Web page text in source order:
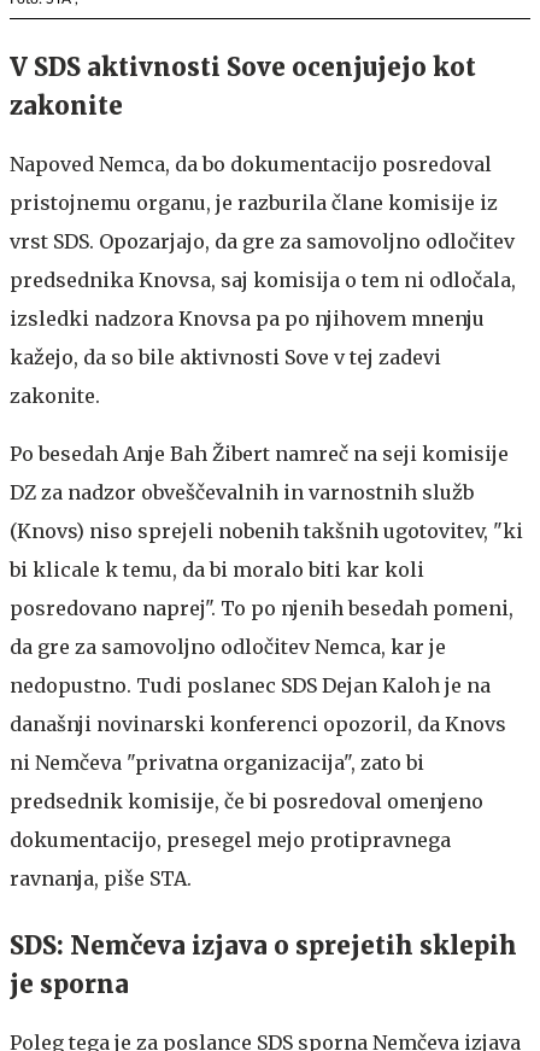
V SDS aktivnosti Sove ocenjujejo kot
zakonite
Napoved Nemca, da bo dokumentacijo posredoval
pristojnemu organu, je razburila člane komisije iz
vrst SDS. Opozarjajo, da gre za samovoljno odločitev
predsednika Knovsa, saj komisija o tem ni odločala,
izsledki nadzora Knovsa pa po njihovem mnenju
kažejo, da so bile aktivnosti Sove v tej zadevi
zakonite.
Po besedah Anje Bah Žibert namreč na seji komisije
DZ za nadzor obveščevalnih in varnostnih služb
(Knovs) niso sprejeli nobenih takšnih ugotovitev, "ki
bi klicale k temu, da bi moralo biti kar koli
posredovano naprej". To po njenih besedah pomeni,
da gre za samovoljno odločitev Nemca, kar je
nedopustno. Tudi poslanec SDS Dejan Kaloh je na
današnji novinarski konferenci opozoril, da Knovs
ni Nemčeva "privatna organizacija", zato bi
predsednik komisije, če bi posredoval omenjeno
dokumentacijo, presegel mejo protipravnega
ravnanja, piše STA.
SDS: Nemčeva izjava o sprejetih sklepih
je sporna
Poleg tega je za poslance SDS sporna Nemčeva izjava